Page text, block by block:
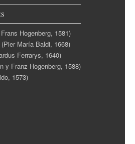
Hogenberg, 1581)
María Baldi, 1668)
Ferrarys, 1640)
y Franz Hogenberg, 1588)
1573)